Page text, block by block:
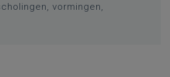
vormingen,